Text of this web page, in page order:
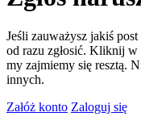
Jeśli zauważysz jakiś
od razu zgłosić. Kliknij
my zajmiemy się resztą.
innych.
Załóż konto Zaloguj się